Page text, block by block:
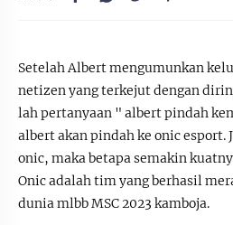
Setelah Albert mengumunkan
netizen yang terkejut dengan
lah pertanyaan " albert pindah
albert akan pindah ke onic esport.
onic, maka betapa semakin
Onic adalah tim yang berhasil
dunia mlbb MSC 2023 kamboja.